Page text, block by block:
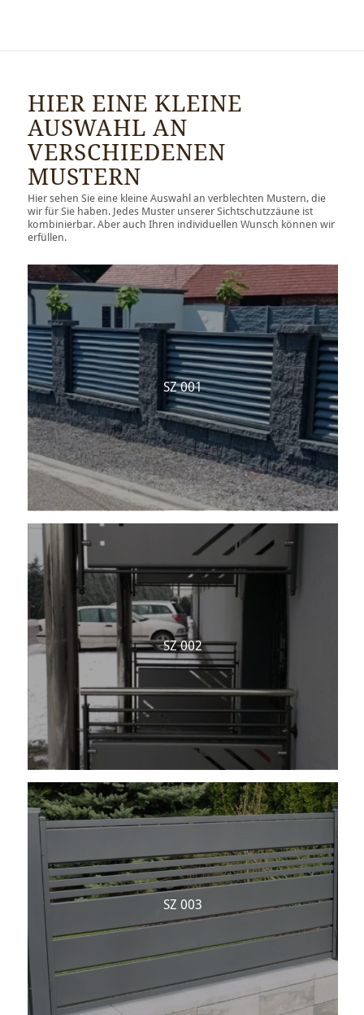
HIER EINE KLEINE
AUSWAHL AN
VERSCHIEDENEN
MUSTERN
Hier sehen Sie eine kleine Auswahl an verblechten Mustern, die
wir für Sie haben. Jedes Muster unserer Sichtschutzzäune ist
kombinierbar. Aber auch Ihren individuellen Wunsch können wir
erfüllen.
SZ 001
SZ 002
SZ 003